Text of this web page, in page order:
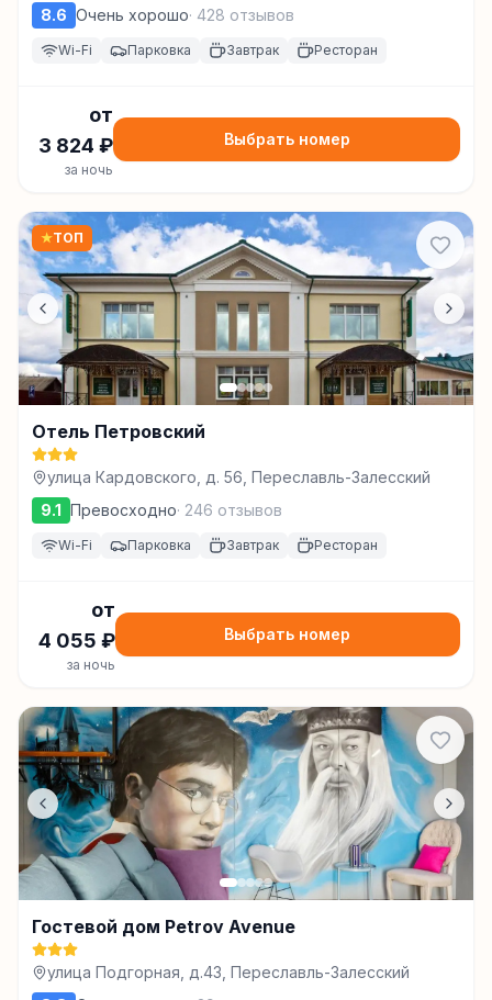
8.6 Очень хорошо· 428 отзывов
Wi-Fi Парковка Завтрак Ресторан
от
3 824 ₽
за ночь
Выбрать номер
★ТОП
Отель Петровский
улица Кардовского, д. 56, Переславль-Залесский
9.1 Превосходно· 246 отзывов
Wi-Fi Парковка Завтрак Ресторан
от
4 055 ₽
за ночь
Выбрать номер
Гостевой дом Petrov Avenue
улица Подгорная, д.43, Переславль-Залесский